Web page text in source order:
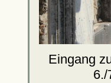
Eingang
6./